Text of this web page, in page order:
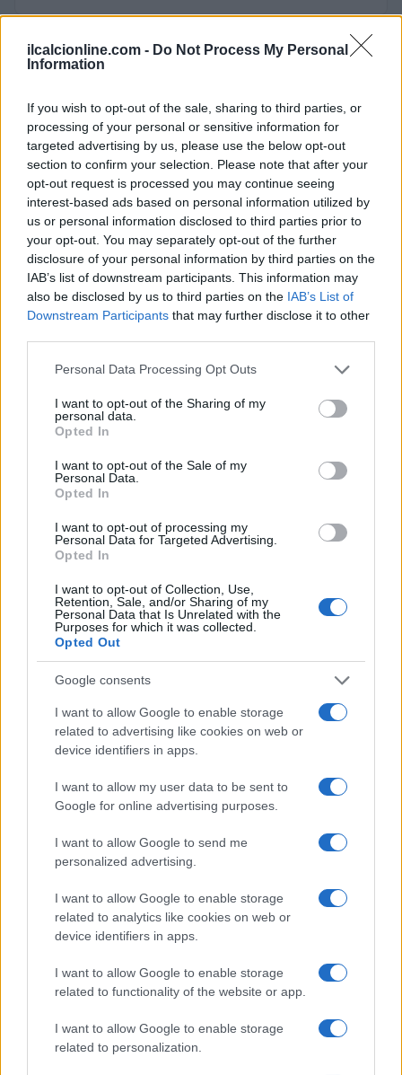
ilcalcionline.com - Do Not Process My Personal
Information
If you wish to opt-out of the sale, sharing to third parties, or
processing of your personal or sensitive information for
targeted advertising by us, please use the below opt-out
section to confirm your selection. Please note that after your
opt-out request is processed you may continue seeing
interest-based ads based on personal information utilized by
us or personal information disclosed to third parties prior to
your opt-out. You may separately opt-out of the further
disclosure of your personal information by third parties on the
IAB’s list of downstream participants. This information may
also be disclosed by us to third parties on the IAB’s List of
Downstream Participants that may further disclose it to other
Please note that this website/app uses one or more Google
not limited to your visit or usage behaviour. You may click to
grant or deny consent to Google and its third-party tags to
use your data for below specified purposes in below Google
consent section.
Personal Data Processing Opt Outs
I want to opt-out of the Sharing of my
personal data.
Opted In
I want to opt-out of the Sale of my
Personal Data.
Opted In
I want to opt-out of processing my
Personal Data for Targeted Advertising.
Opted In
I want to opt-out of Collection, Use,
Retention, Sale, and/or Sharing of my
Personal Data that Is Unrelated with the
Purposes for which it was collected.
Opted Out
Google consents
I want to allow Google to enable storage
related to advertising like cookies on web or
device identifiers in apps.
I want to allow my user data to be sent to
Google for online advertising purposes.
I want to allow Google to send me
personalized advertising.
I want to allow Google to enable storage
related to analytics like cookies on web or
device identifiers in apps.
I want to allow Google to enable storage
related to functionality of the website or app.
I want to allow Google to enable storage
related to personalization.
Continua a leggere
CAMPIONATI E COMPETIZIONI
Atalanta in trattativa per Yeremay Hernandez: il profilo del
talento spagnolo
CAMPIONATI E COMPETIZIONI
Vincent Kompany punta alla Champions League con il Bayern